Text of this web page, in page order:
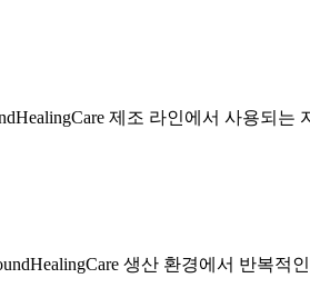
제조 라인에서 사용되는
생산 환경에서 반복적